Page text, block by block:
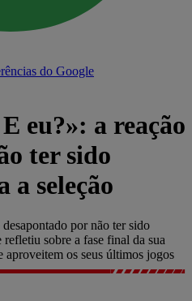
do Google
eu?»: a reação
ter sido
a seleção
por não ter sido
sobre a fase final da sua
aproveitem os seus últimos jogos